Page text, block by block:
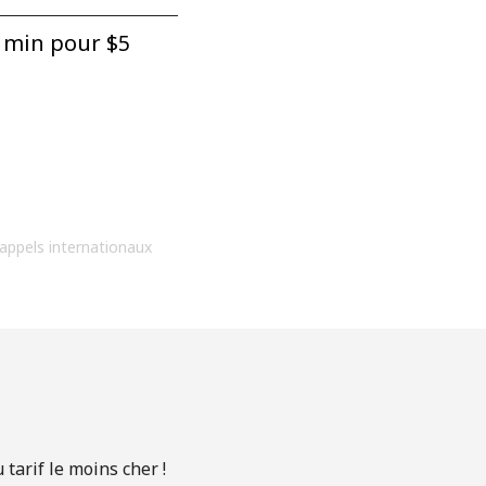
min pour ⁦$5⁩
internationaux
tarif le moins cher !